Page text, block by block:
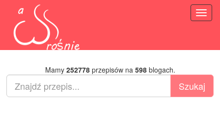
Mamy 252778przepisów na 598blogach.